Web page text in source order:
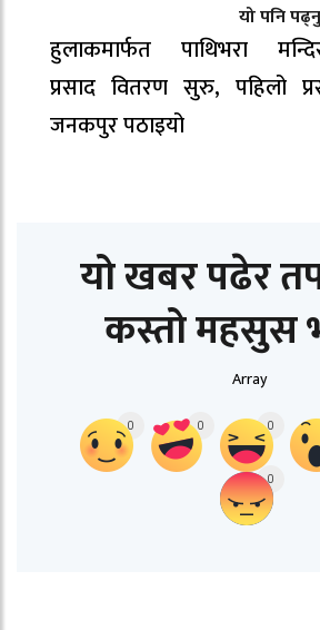
यो पनि
हुलाकमार्फत पाथिभरा
प्रसाद वितरण सुरु, पहिलो
जनकपुर पठाइयो
यो खबर पढेर
कस्तो महसुस
Array
0 0 0
0